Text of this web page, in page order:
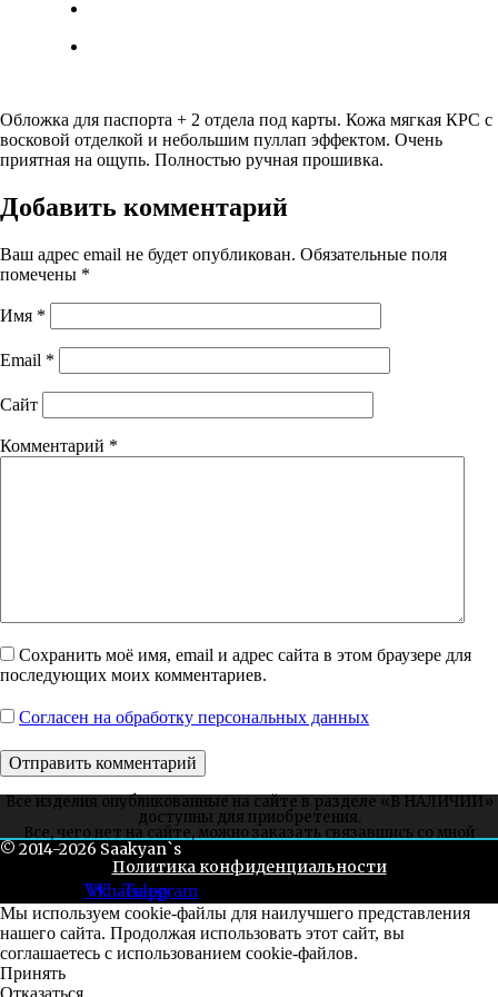
Обложка для паспорта + 2 отдела под карты. Кожа мягкая КРС с
восковой отделкой и небольшим пуллап эффектом. Очень
приятная на ощупь. Полностью ручная прошивка.
Добавить комментарий
Ваш адрес email не будет опубликован. Обязательные поля
помечены *
Имя *
Email *
Сайт
Комментарий *
Сохранить моё имя, email и адрес сайта в этом браузере для
последующих моих комментариев.
Согласен на обработку персональных данных
Все изделия опубликованные на сайте в разделе «В НАЛИЧИИ»
доступны для приобретения.
Все, чего нет на сайте, можно заказать связавшись со мной
через соцсети или whatsapp.
© 2014-2026 Saakyan`s
Политика конфиденциальности
Vk
Whatsapp
Telegram
Мы используем cookie-файлы для наилучшего представления
нашего сайта. Продолжая использовать этот сайт, вы
соглашаетесь с использованием cookie-файлов.
Принять